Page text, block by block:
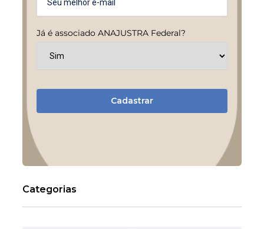
Já é associado ANAJUSTRA Federal?
Cadastrar
Categorias